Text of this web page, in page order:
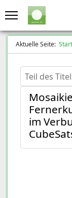
Aktuelle Seite:
Teil des
im